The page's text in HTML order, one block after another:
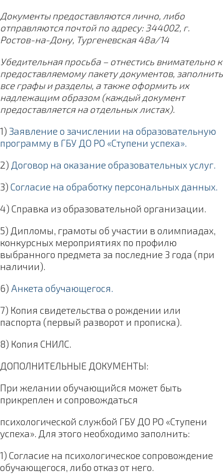
Документы предоставляются лично, либо
отправляются почтой по адресу: 344002, г.
Ростов-на-Дону, Тургеневская 48а/14
Убедительная просьба – отнестись внимательно к
предоставляемому пакету документов, заполнить
все графы и разделы, а также оформить их
надлежащим образом (каждый документ
предоставляется на отдельных листах).
1) Заявление о зачислении на образовательную
программу в ГБУ ДО РО «Ступени успеха».
2) Договор на оказание образовательных услуг.
3) Согласие на обработку персональных данных.
4) Справка из образовательной организации.
5) Дипломы, грамоты об участии в олимпиадах,
конкурсных мероприятиях по профилю
выбранного предмета за последние 3 года (при
наличии).
6) Анкета обучающегося.
7) Копия свидетельства о рождении или
паспорта (первый разворот и прописка).
8) Копия СНИЛС.
ДОПОЛНИТЕЛЬНЫЕ ДОКУМЕНТЫ:
При желании обучающийся может быть
прикреплен и сопровождаться
психологической службой ГБУ ДО РО «Ступени
успеха». Для этого необходимо заполнить:
1) Согласие на психологическое сопровождение
обучающегося, либо отказ от него.